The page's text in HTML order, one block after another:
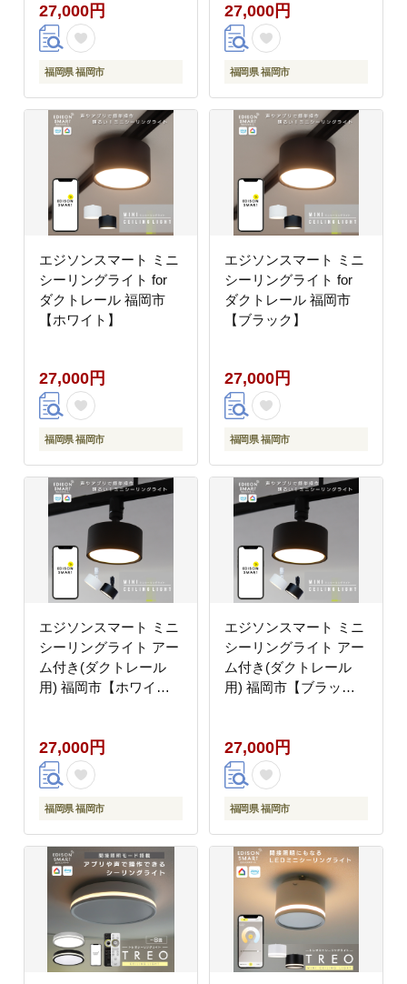
27,000円
福岡県 福岡市
27,000円
福岡県 福岡市
エジソンスマート ミニ
シーリングライト for
ダクトレール 福岡市
【ホワイト】
27,000円
福岡県 福岡市
エジソンスマート ミニ
シーリングライト for
ダクトレール 福岡市
【ブラック】
27,000円
福岡県 福岡市
エジソンスマート ミニ
シーリングライト アー
ム付き(ダクトレール
用) 福岡市【ホワイ
27,000円
福岡県 福岡市
エジソンスマート ミニ
シーリングライト アー
ム付き(ダクトレール
用) 福岡市【ブラッ
27,000円
福岡県 福岡市